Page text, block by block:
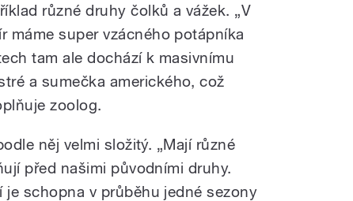
různé druhy čolků a vážek. „V
máme super vzácného potápníka
tam ale dochází k masivnímu
a sumečka amerického, což
zoolog.
něj velmi složitý. „Mají různé
před našimi původními druhy.
schopna v průběhu jedné sezony